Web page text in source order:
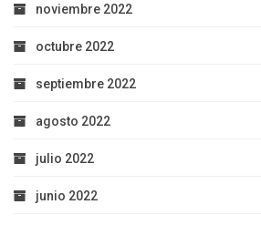
noviembre 2022
octubre 2022
septiembre 2022
agosto 2022
julio 2022
junio 2022